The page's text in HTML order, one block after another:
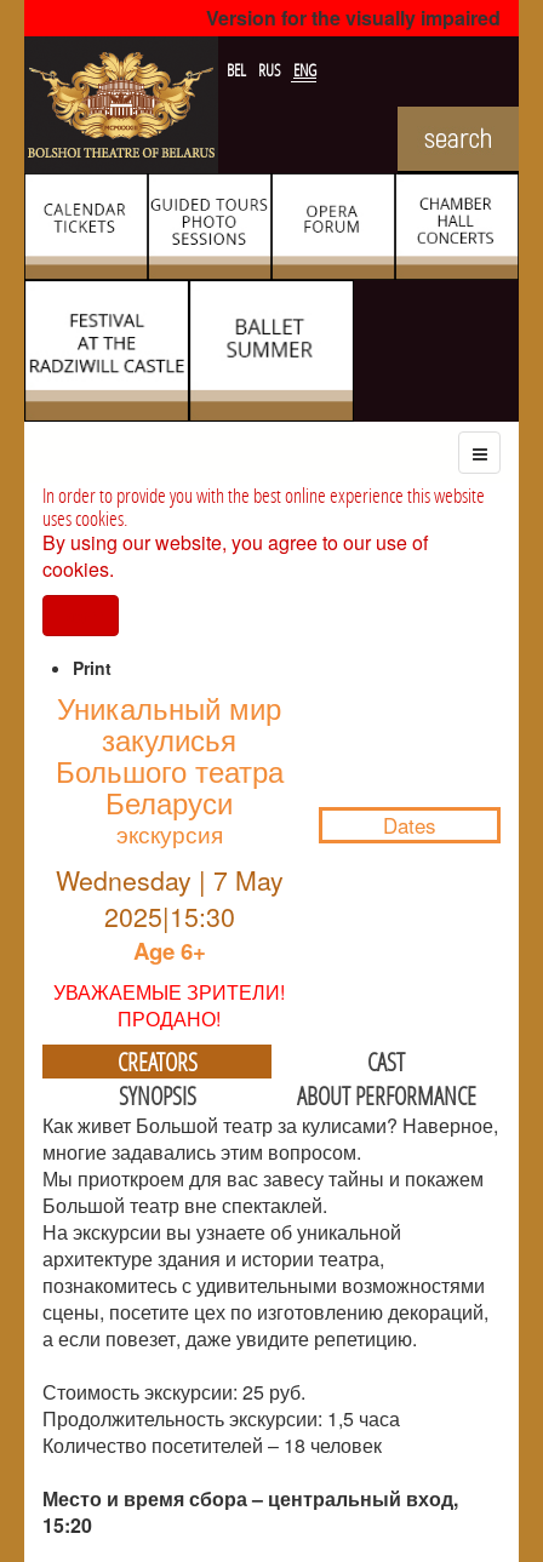
Version for the visually impaired
BEL RUS ENG
In order to provide you with the best online experience this website
uses cookies.
By using our website, you agree to our use of
cookies.
Print
Уникальный мир
закулисья
Большого театра
Беларуси
экскурсия
Wednesday | 7 May
2025|15:30
Age 6+
УВАЖАЕМЫЕ ЗРИТЕЛИ!
ПРОДАНО!
Dates
CREATORS
CAST
SYNOPSIS
ABOUT PERFORMANCE
Как живет Большой театр за кулисами? Наверное,
многие задавались этим вопросом.
Мы приоткроем для вас завесу тайны и покажем
Большой театр вне спектаклей.
На экскурсии вы узнаете об уникальной
архитектуре здания и истории театра,
познакомитесь с удивительными возможностями
сцены, посетите цех по изготовлению декораций,
а если повезет, даже увидите репетицию.
Стоимость экскурсии: 25 руб.
Продолжительность экскурсии: 1,5 часа
Количество посетителей – 18 человек
Место и время сбора – центральный вход,
15:20